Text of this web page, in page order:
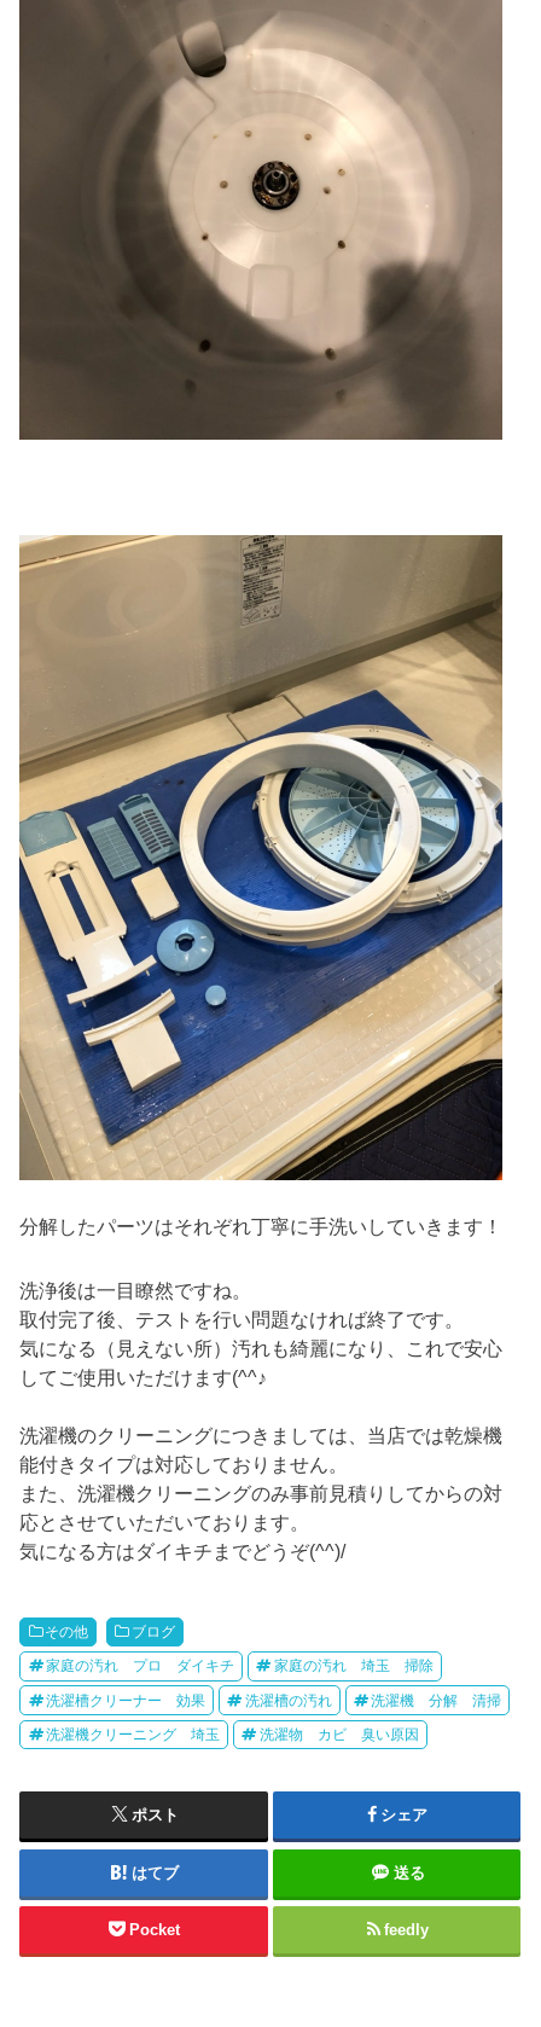
分解したパーツはそれぞれ丁寧に手洗いしていきます！
洗浄後は一目瞭然ですね。
取付完了後、テストを行い問題なければ終了です。
気になる（見えない所）汚れも綺麗になり、これで安心
してご使用いただけます(^^♪
洗濯機のクリーニングにつきましては、当店では乾燥機
能付きタイプは対応しておりません。
また、洗濯機クリーニングのみ事前見積りしてからの対
応とさせていただいております。
気になる方はダイキチまでどうぞ(^^)/
その他 ブログ
家庭の汚れ プロ ダイキチ 家庭の汚れ 埼玉 掃除
洗濯槽クリーナー 効果 洗濯槽の汚れ 洗濯機 分解 清掃
洗濯機クリーニング 埼玉 洗濯物 カビ 臭い原因
ポスト シェア
はてブ 送る
Pocket feedly